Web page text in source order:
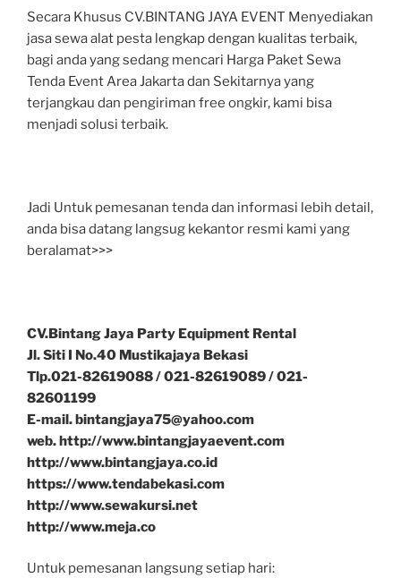
Secara Khusus CV.BINTANG JAYA EVENT Menyediakan
jasa sewa alat pesta lengkap dengan kualitas terbaik,
bagi anda yang sedang mencari Harga Paket Sewa
Tenda Event Area Jakarta dan Sekitarnya yang
terjangkau dan pengiriman free ongkir, kami bisa
menjadi solusi terbaik.
Jadi Untuk pemesanan tenda dan informasi lebih detail,
anda bisa datang langsug kekantor resmi kami yang
beralamat>>>
CV.Bintang Jaya Party Equipment Rental
Jl. Siti I No.40 Mustikajaya Bekasi
Tlp.021-82619088 / 021-82619089 / 021-
82601199
E-mail. bintangjaya75@yahoo.com
web. http://www.bintangjayaevent.com
http://www.bintangjaya.co.id
https://www.tendabekasi.com
http://www.sewakursi.net
http://www.meja.co
Untuk pemesanan langsung setiap hari: